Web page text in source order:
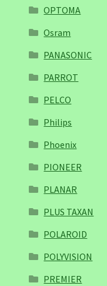
OPTOMA
Osram
PANASONIC
PARROT
PELCO
Philips
Phoenix
PIONEER
PLANAR
PLUS TAXAN
POLAROID
POLYVISION
PREMIER